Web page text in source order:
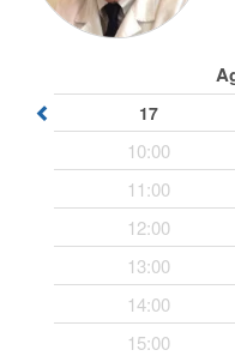
Consulti online
Per gli
Prenotazioni
Planner e
Segreteria
Teleconsulto
17
10:00
11:00
12:00
13:00
14:00
15:00